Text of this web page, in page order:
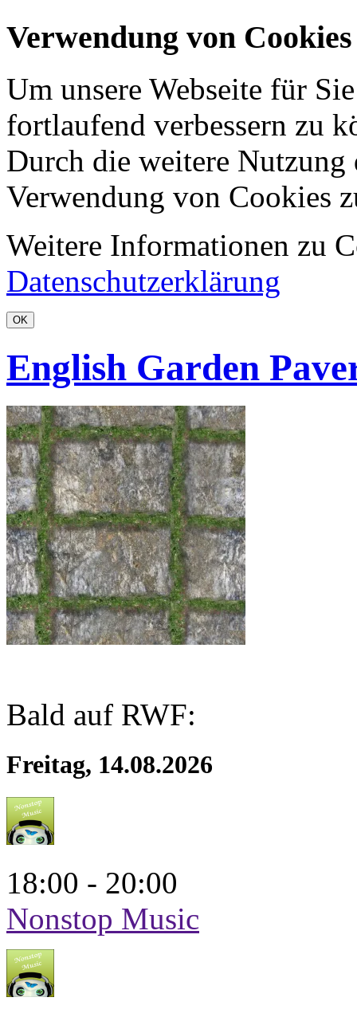
Verwendung von Cookies
Um unsere Webseite für
fortlaufend verbessern zu
Durch die weitere Nutzung
Verwendung von Cookies
Weitere Informationen zu
Datenschutzerklärung
OK
English Garden
Bald auf RWF:
Freitag, 14.08.2026
18:00 - 20:00
Nonstop Music